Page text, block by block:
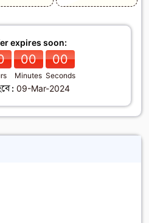
expires soon:
00
Minutes
00
Seconds
: 09-Mar-2024